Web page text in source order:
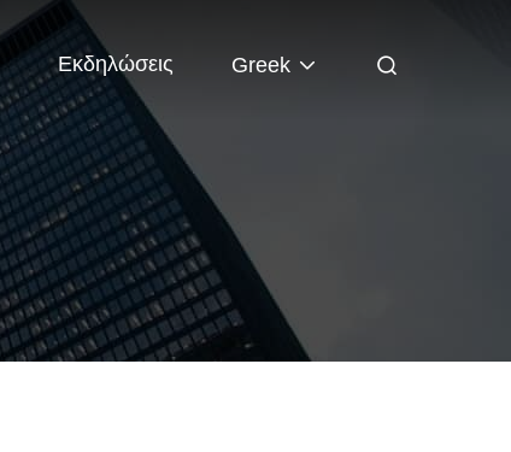
Εκδηλώσεις Greek